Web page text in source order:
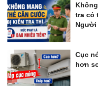
tra có
Người
Cục
hơn